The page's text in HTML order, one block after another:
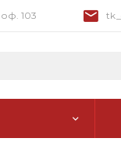
103